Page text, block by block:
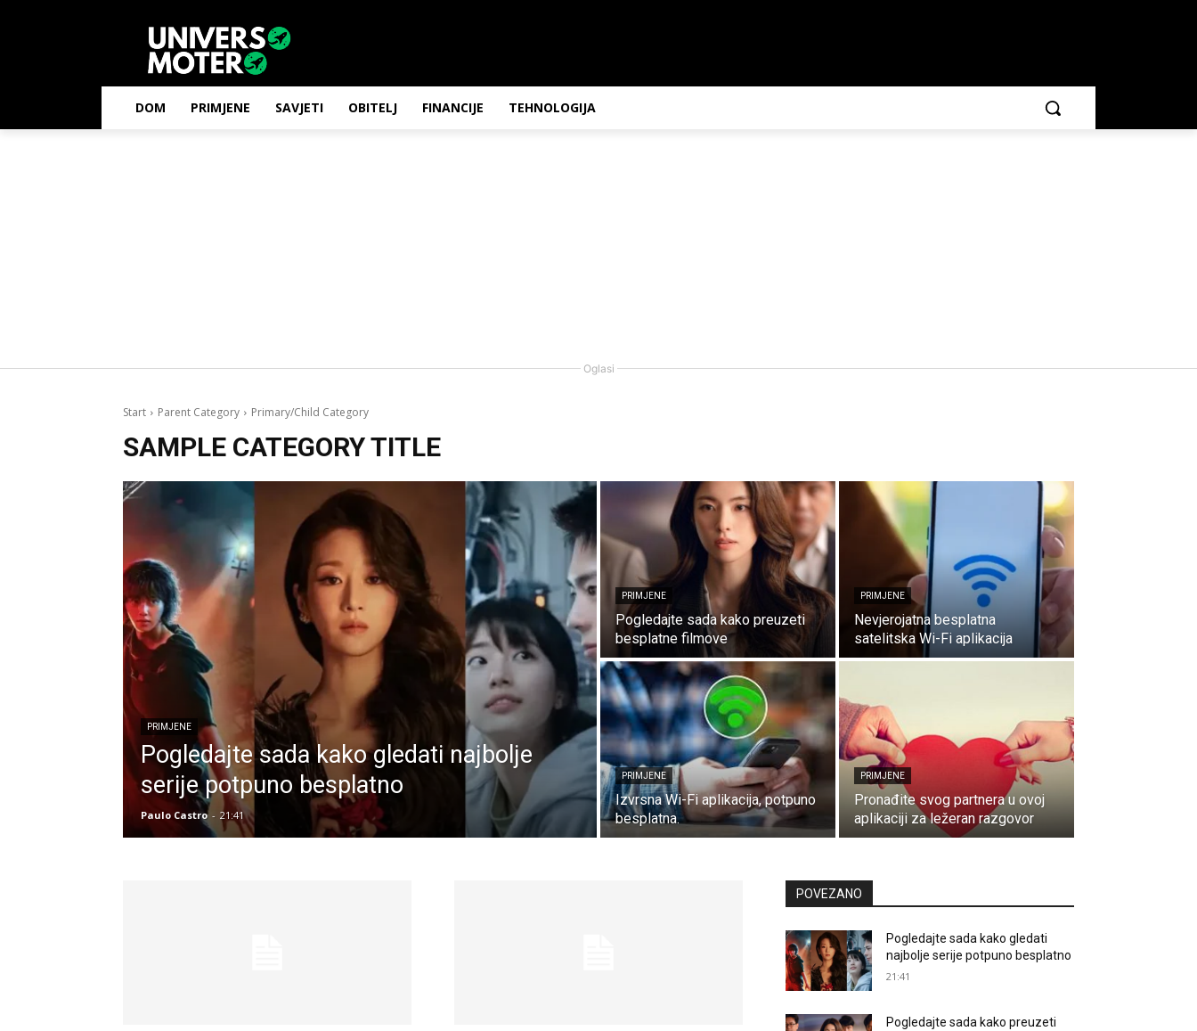
DOM PRIMJENE SAVJETI OBITELJ FINANCIJE TEHNOLOGIJA
Oglasi
Start Parent Category Primary/Child Category
SAMPLE CATEGORY TITLE
PRIMJENE
Pogledajte sada kako gledati najbolje
serije potpuno besplatno
Paulo Castro - 21:41
PRIMJENE
Pogledajte sada kako preuzeti
besplatne filmove
PRIMJENE
Nevjerojatna besplatna
satelitska Wi-Fi aplikacija
PRIMJENE
Izvrsna Wi-Fi aplikacija, potpuno
besplatna.
PRIMJENE
Pronađite svog partnera u ovoj
aplikaciji za ležeran razgovor
POVEZANO
Pogledajte sada kako gledati
najbolje serije potpuno besplatno
21:41
Pogledajte sada kako preuzeti